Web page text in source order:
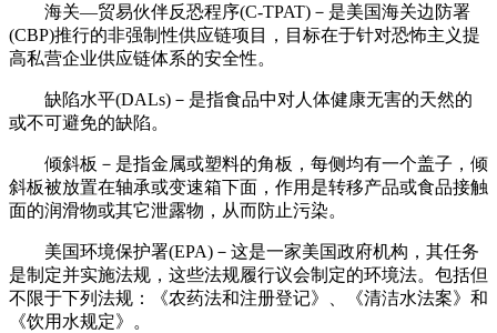
海关—贸易伙伴反恐程序(C-TPAT)－是美国海关边防署
(CBP)推行的非强制性供应链项目，目标在于针对恐怖主义提
高私营企业供应链体系的安全性。
缺陷水平(DALs)－是指食品中对人体健康无害的天然的
或不可避免的缺陷。
倾斜板－是指金属或塑料的角板，每侧均有一个盖子，倾
斜板被放置在轴承或变速箱下面，作用是转移产品或食品接触
面的润滑物或其它泄露物，从而防止污染。
美国环境保护署(EPA)－这是一家美国政府机构，其任务
是制定并实施法规，这些法规履行议会制定的环境法。包括但
不限于下列法规：《农药法和注册登记》、《清洁水法案》和
《饮用水规定》。